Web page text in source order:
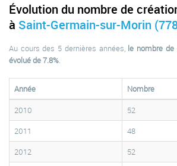
Évolution du nombre de
à Saint-Germain-sur-Morin
Au cours des 5 dernières années, le nombre de
évolué de 7.8%.
Année
Nombre
2010
52
2011
48
2012
52